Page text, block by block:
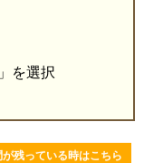
を選択
が残っている時はこちら